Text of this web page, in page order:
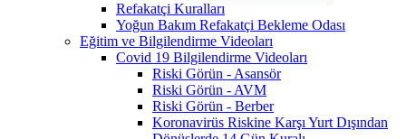
Refakatçi Kuralları
Yoğun Bakım Refakatçi Bekleme Odası
Eğitim ve Bilgilendirme Videoları
Covid 19 Bilgilendirme Videoları
Riski Görün - Asansör
Riski Görün - AVM
Riski Görün - Berber
Koronavirüs Riskine Karşı Yurt Dışından